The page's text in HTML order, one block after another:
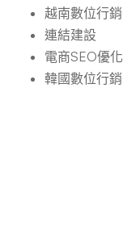
越南數位行銷
連結建設
電商SEO優化
韓國數位行銷